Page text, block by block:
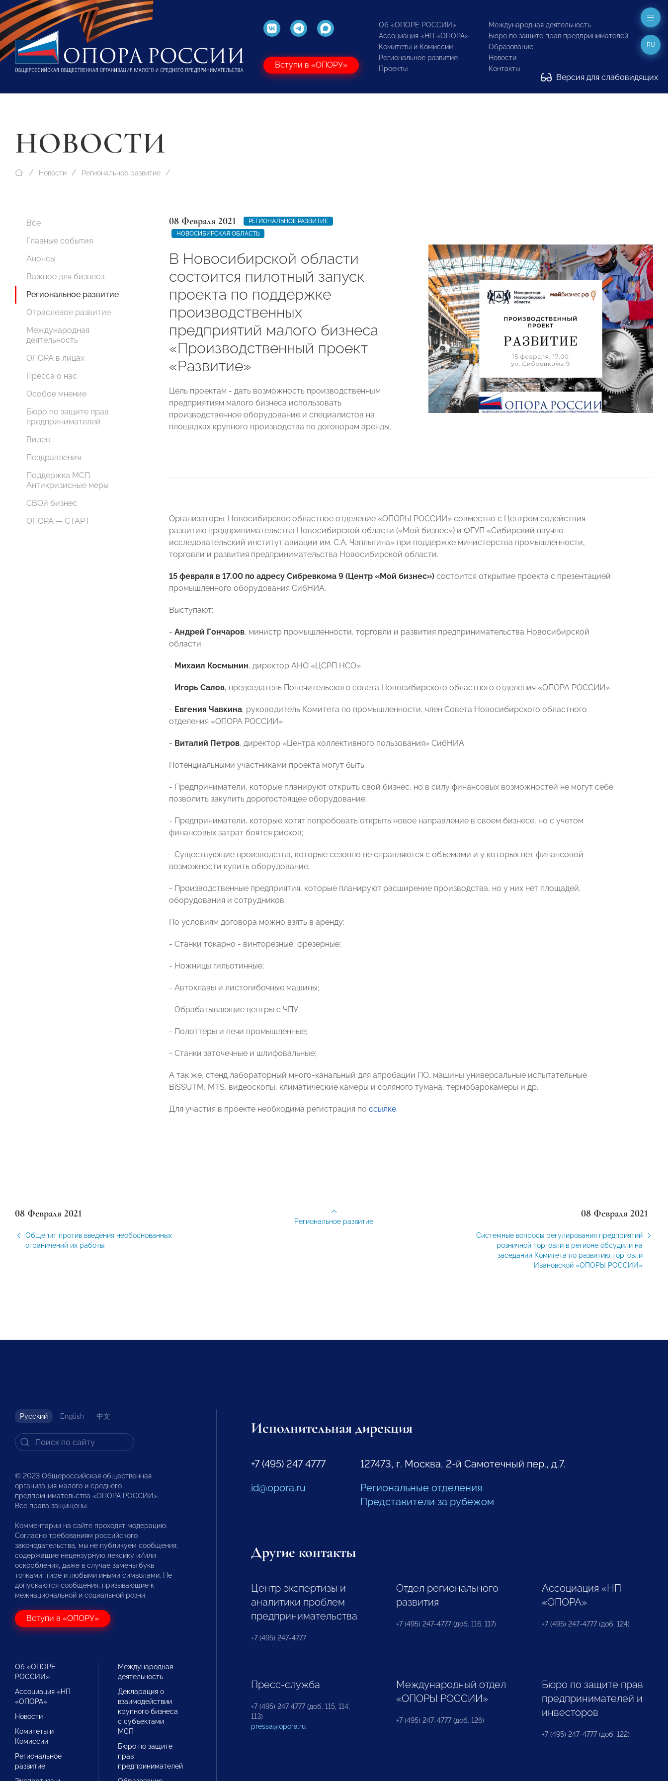
Вступи в «ОПОРУ»
Об «ОПОРЕ РОССИИ»
Ассоциация «НП «ОПОРА»
Комитеты и Комиссии
Региональное развитие
Проекты
Международная деятельность
Бюро по защите прав предпринимателей
Образование
Новости
Контакты
Версия для слабовидящих
RU
НОВОСТИ
Новости Региональное развитие
Все
Главные события
Анонсы
Важное для бизнеса
Региональное развитие
Отраслевое развитие
Международная
деятельность
ОПОРА в лицах
Пресса о нас
Особое мнение
Бюро по защите прав
предпринимателей
Видео
Поздравления
Поддержка МСП.
Антикризисные меры
СВОй бизнес
ОПОРА — СТАРТ
08 Февраля 2021
РЕГИОНАЛЬНОЕ РАЗВИТИЕ
НОВОСИБИРСКАЯ ОБЛАСТЬ
В Новосибирской области
состоится пилотный запуск
проекта по поддержке
производственных
предприятий малого бизнеса
«Производственный проект
«Развитие»
Цель проектам - дать возможность производственным
предприятиям малого бизнеса использовать
производственное оборудование и специалистов на
площадках крупного производства по договорам аренды.
Организаторы: Новосибирское областное отделение «ОПОРЫ РОССИИ» совместно с Центром содействия
развитию предпринимательства Новосибирской области («Мой бизнес») и ФГУП «Сибирский научно-
исследовательский институт авиации им. С.А. Чаплыгина» при поддержке министерства промышленности,
торговли и развития предпринимательства Новосибирской области.
15 февраля в 17.00 по адресу Сибревкома 9 (Центр «Мой бизнес») состоится открытие проекта с презентацией
промышленного оборудования СибНИА.
Выступают:
- Андрей Гончаров, министр промышленности, торговли и развития предпринимательства Новосибирской
области.
- Михаил Космынин, директор АНО «ЦСРП НСО»
- Игорь Салов, председатель Попечительского совета Новосибирского областного отделения «ОПОРА РОССИИ»
- Евгения Чавкина, руководитель Комитета по промышленности, член Совета Новосибирского областного
отделения «ОПОРА РОССИИ»
- Виталий Петров, директор «Центра коллективного пользования» СибНИА
Потенциальными участниками проекта могут быть:
- Предприниматели, которые планируют открыть свой бизнес, но в силу финансовых возможностей не могут себе
позволить закупить дорогостоящее оборудование;
- Предприниматели, которые хотят попробовать открыть новое направление в своем бизнесе, но с учетом
финансовых затрат боятся рисков;
- Существующие производства, которые сезонно не справляются с объемами и у которых нет финансовой
возможности купить оборудование;
- Производственные предприятия, которые планируют расширение производства, но у них нет площадей,
оборудования и сотрудников.
По условиям договора можно взять в аренду:
- Станки токарно - винторезные, фрезерные;
- Ножницы гильотинные;
- Автоклавы и листогибочные машины;
- Обрабатывающие центры с ЧПУ;
- Полоттеры и печи промышленные;
- Станки заточечные и шлифовальные;
А так же, стенд лабораторный много-канальный для апробации ПО, машины универсальные испытательные
BiSSUTM, МТS, видеоскопы, климатические камеры и соляного тумана, термобарокамеры и др.
Для участия в проекте необходима регистрация по ссылке.
08 Февраля 2021
Общепит против введения необоснованных
ограничений их работы
08 Февраля 2021
Системные вопросы регулирования предприятий
розничной торговли в регионе обсудили на
заседании Комитета по развитию торговли
Ивановской «ОПОРЫ РОССИИ»
Региональное развитие
Русский English 中文
© 2023 Общероссийская общественная
организация малого и среднего
предпринимательства «ОПОРА РОССИИ».
Все права защищены.
Комментарии на сайте проходят модерацию.
Согласно требованиям российского
законодательства, мы не публикуем сообщения,
содержащие нецензурную лексику и/или
оскорбления, даже в случае замены букв
точками, тире и любыми иными символами. Не
допускаются сообщения, призывающие к
межнациональной и социальной розни.
Вступи в «ОПОРУ»
Об «ОПОРЕ
РОССИИ»
Ассоциация «НП
«ОПОРА»
Новости
Комитеты и
Комиссии
Региональное
развитие
Международная
деятельность
Декларация о
взаимодействии
крупного бизнеса
с субъектами
МСП
Бюро по защите
прав
предпринимателей
Исполнительная дирекция
+7 (495) 247 4777
id@opora.ru
127473, г. Москва, 2-й Самотечный пер., д.7.
Региональные отделения
Представители за рубежом
Другие контакты
Центр экспертизы и
аналитики проблем
предпринимательства
+7 (495) 247-4777
Отдел регионального
развития
+7 (495) 247-4777 (доб. 116, 117)
Ассоциация «НП
«ОПОРА»
+7 (495) 247-4777 (доб. 124)
Пресс-служба
+7 (495) 247 4777 (доб. 115, 114,
113)
pressa@opora.ru
Международный отдел
«ОПОРЫ РОССИИ»
+7 (495) 247-4777 (доб. 126)
Бюро по защите прав
предпринимателей и
инвесторов
+7 (495) 247-4777 (доб. 122)